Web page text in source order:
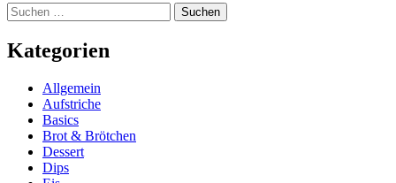
Suchen
nach:
Kategorien
Allgemein
Aufstriche
Basics
Brot & Brötchen
Dessert
Dips